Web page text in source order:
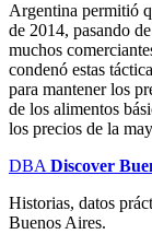
Argentina permitió
de 2014, pasando
muchos
condenó estas
para mantener los
de los alimentos
los precios de la
DBA Discover
Historias, datos
Buenos Aires.